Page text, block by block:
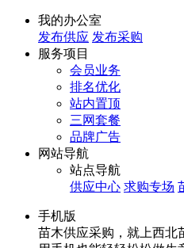
我的办公室
发布供应 发布采购
服务项目
会员业务
排名优化
站内置顶
三网套餐
品牌广告
网站导航
站点导航
供应中心 求购专场
手机版
苗木供应采购，就上西北